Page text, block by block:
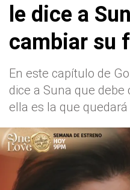
le dice a
cambiar su
En este capítulo de
dice a Suna que
ella es la que quedará